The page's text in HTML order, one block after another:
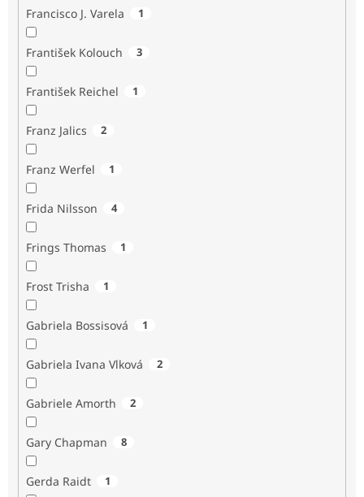
Francisco J. Varela 1
František Kolouch 3
František Reichel 1
Franz Jalics 2
Franz Werfel 1
Frida Nilsson 4
Frings Thomas 1
Frost Trisha 1
Gabriela Bossisová 1
Gabriela Ivana Vlková 2
Gabriele Amorth 2
Gary Chapman 8
Gerda Raidt 1